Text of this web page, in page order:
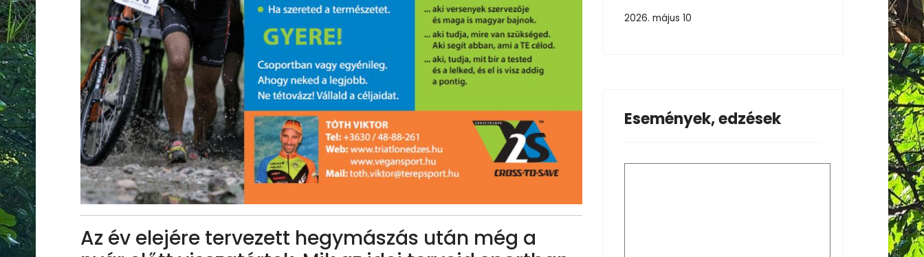
Az év elejére tervezett hegymászás után még a
2026. május 10
Események, edzések